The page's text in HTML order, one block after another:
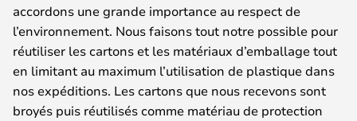
accordons une grande importance au respect de
l’environnement. Nous faisons tout notre possible pour
réutiliser les cartons et les matériaux d’emballage tout
en limitant au maximum l’utilisation de plastique dans
nos expéditions. Les cartons que nous recevons sont
broyés puis réutilisés comme matériau de protection